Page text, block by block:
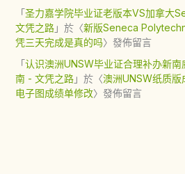
「圣力嘉学院毕业证老版本VS加拿大
文凭之路」於〈新版Seneca
凭三天完成是真的吗〉發佈留言
「认识澳洲UNSW毕业证合理补办新
南 - 文凭之路」於〈澳洲UNSW纸质版
电子图成绩单修改〉發佈留言